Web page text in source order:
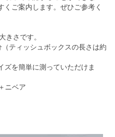
ご案内します。ぜひご参考く
きさです。
ティッシュボックスの長さは約
ズを簡単に測っていただけま
ニベア